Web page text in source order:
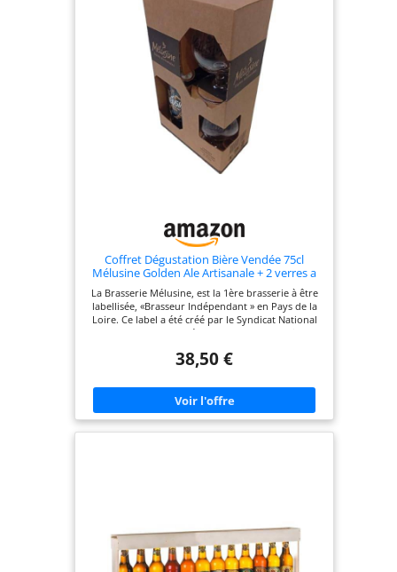
Coffret Dégustation Bière Vendée 75cl
Mélusine Golden Ale Artisanale + 2 verres a
pied 25cl-33cl
La Brasserie Mélusine, est la 1ère brasserie à être
labellisée, «Brasseur Indépendant » en Pays de la
Loire. Ce label a été créé par le Syndicat National
des Brasseurs Indépendants. La Brasserie
bénéficier de la marque « Brasseur Indépendant »,
matières premières, la traçabilité, la qualité ou
encore l'hygiène. Pour faire de la bière il faut cinq
ingrédients principaux : de l’eau, du malt d’orge,
du houblon, des levures et bien sûr la passion du
38,50 €